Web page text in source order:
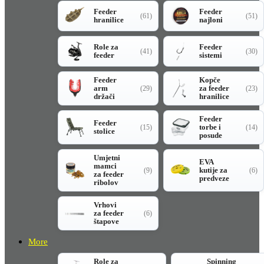
Feeder
hranilice
(61)
Feeder
najloni
(51)
Role za
feeder
(41)
Feeder
sistemi
(30)
Feeder
arm
držači
(29)
Kopče
za feeder
hranilice
(23)
Feeder
stolice
(15)
Feeder
torbe i
posude
(14)
Umjetni
mamci
za feeder
ribolov
(9)
EVA
kutije za
predveze
(6)
Vrhovi
za feeder
štapove
(6)
More
Role za
Spinning